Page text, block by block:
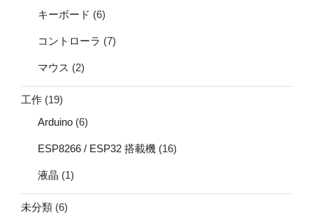
キーボード (6)
コントローラ (7)
マウス (2)
工作 (19)
Arduino (6)
ESP8266 / ESP32 搭載機 (16)
液晶 (1)
未分類 (6)